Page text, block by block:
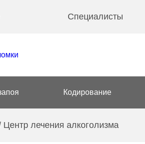
Специалисты
Кодирование
Центр лечения алкоголизма